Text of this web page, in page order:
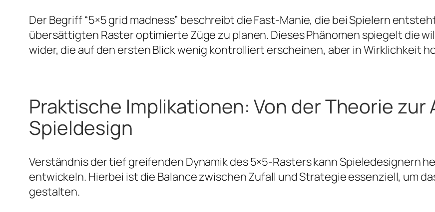
Der Begriff“5×5 grid madness” beschreibt die Fast-Manie, die bei Spielern
übersättigten Raster optimierte Züge zu planen. Dieses Phänomen spiegelt die
wider, die auf den ersten Blick wenig kontrolliert erscheinen, aber in Wirklichkeit
Praktische Implikationen: Von der Theorie zur
Spieldesign
Verständnis der tief greifenden Dynamik des 5×5-Rasters kann Spieledesignern
entwickeln. Hierbei ist die Balance zwischen Zufall und Strategie essenziell, um
gestalten.